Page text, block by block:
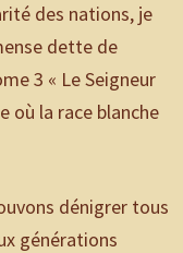
des nations, je
dette de
3 « Le Seigneur
où la race blanche
dénigrer tous
générations